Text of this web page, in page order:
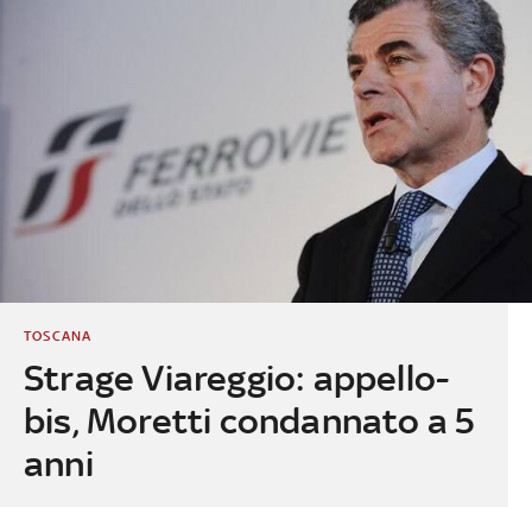
Strage Viareggio: appello-
bis, Moretti condannato a 5
anni
TOSCANA